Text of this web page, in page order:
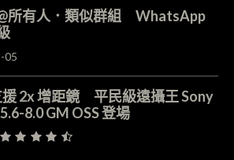
所有人．類似群組 WhatsApp
05
援 2x 增距鏡 平民級遠攝王 Sony
8.0 GM OSS 登場